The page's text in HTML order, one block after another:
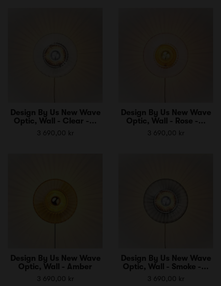
Design By Us New Wave
Optic, Wall - Clear -...
3 690,00 kr
Design By Us New Wave
Optic, Wall - Rose -...
3 690,00 kr
Design By Us New Wave
Optic, Wall - Amber
3 690,00 kr
Design By Us New Wave
Optic, Wall - Smoke -...
3 690,00 kr